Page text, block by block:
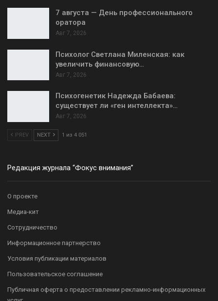
7 августа — День профессионального
оратора
Авг 7, 2026
Психолог Светлана Миленская: как
увеличить финансовую…
Авг 7, 2026
Психогенетик Надежда Бабаева:
существует ли «ген интеллекта»…
Авг 7, 2026
PREV NEXT 1 из 4 051
Редакция журнала “Фокус внимания”
О проекте
Медиа-кит
Сотрудничество
Информационное партнерство
Условия публикации материалов
Пользовательское соглашение
Публичная оферта о предоставлении рекламно-информационных